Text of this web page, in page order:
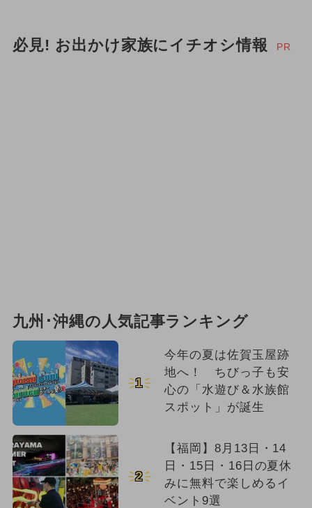
必見! お出かけ家族にイチオシ情報 PR
九州･沖縄の人気記事ランキング
1
今年の夏は佐賀玉屋跡
地へ！ ちびっ子も安
心の「水遊び＆水族館
スポット」が誕生
2
【福岡】8月13日・14
日・15日・16日の夏休
みに無料で楽しめるイ
ベント9選